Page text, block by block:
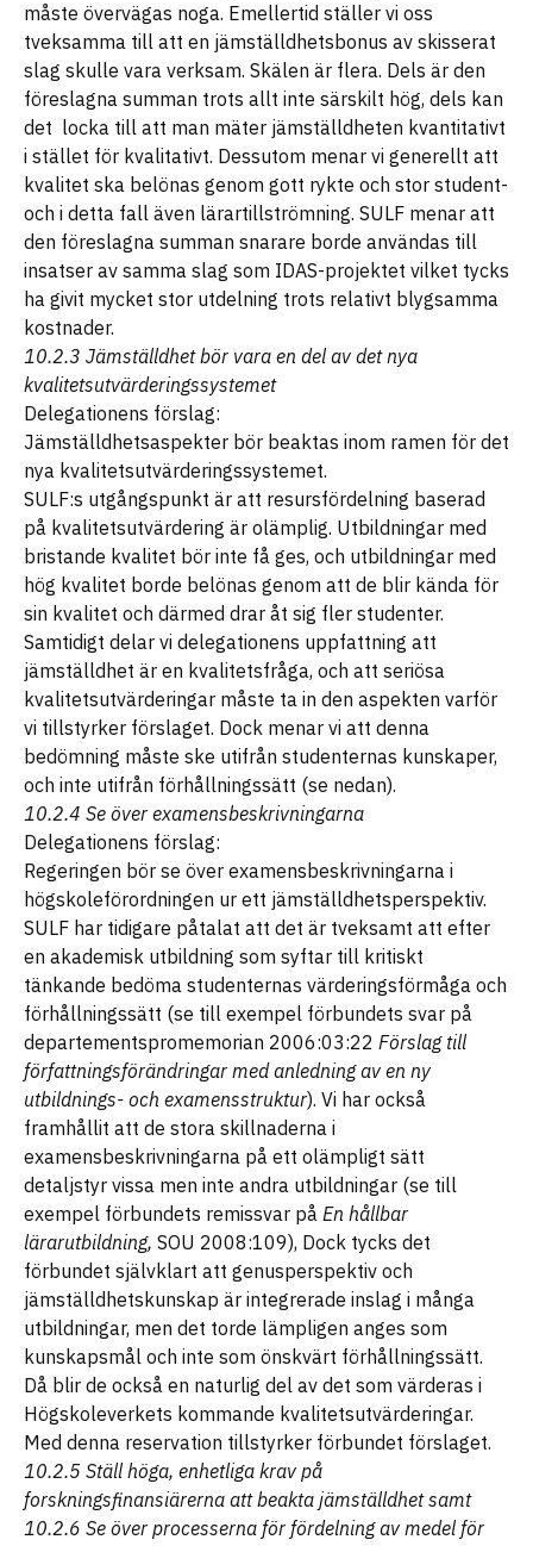
måste övervägas noga. Emellertid ställer vi oss
tveksamma till att en jämställdhetsbonus av skisserat
slag skulle vara verksam. Skälen är flera. Dels är den
föreslagna summan trots allt inte särskilt hög, dels kan
det locka till att man mäter jämställdheten kvantitativt
i stället för kvalitativt. Dessutom menar vi generellt att
kvalitet ska belönas genom gott rykte och stor student-
och i detta fall även lärartillströmning. SULF menar att
den föreslagna summan snarare borde användas till
insatser av samma slag som IDAS-projektet vilket tycks
ha givit mycket stor utdelning trots relativt blygsamma
kostnader.
10.2.3 Jämställdhet bör vara en del av det nya
kvalitetsutvärderingssystemet
Delegationens förslag:
Jämställdhetsaspekter bör beaktas inom ramen för det
nya kvalitetsutvärderingssystemet.
SULF:s utgångspunkt är att resursfördelning baserad
på kvalitetsutvärdering är olämplig. Utbildningar med
bristande kvalitet bör inte få ges, och utbildningar med
hög kvalitet borde belönas genom att de blir kända för
sin kvalitet och därmed drar åt sig fler studenter.
Samtidigt delar vi delegationens uppfattning att
jämställdhet är en kvalitetsfråga, och att seriösa
kvalitetsutvärderingar måste ta in den aspekten varför
vi tillstyrker förslaget. Dock menar vi att denna
bedömning måste ske utifrån studenternas kunskaper,
och inte utifrån förhållningssätt (se nedan).
10.2.4 Se över examensbeskrivningarna
Delegationens förslag:
Regeringen bör se över examensbeskrivningarna i
högskoleförordningen ur ett jämställdhetsperspektiv.
SULF har tidigare påtalat att det är tveksamt att efter
en akademisk utbildning som syftar till kritiskt
tänkande bedöma studenternas värderingsförmåga och
förhållningssätt (se till exempel förbundets svar på
departementspromemorian 2006:03:22 Förslag till
författningsförändringar med anledning av en ny
utbildnings- och examensstruktur). Vi har också
framhållit att de stora skillnaderna i
examensbeskrivningarna på ett olämpligt sätt
detaljstyr vissa men inte andra utbildningar (se till
exempel förbundets remissvar på En hållbar
lärarutbildning, SOU 2008:109), Dock tycks det
förbundet självklart att genusperspektiv och
jämställdhetskunskap är integrerade inslag i många
utbildningar, men det torde lämpligen anges som
kunskapsmål och inte som önskvärt förhållningssätt.
Då blir de också en naturlig del av det som värderas i
Högskoleverkets kommande kvalitetsutvärderingar.
Med denna reservation tillstyrker förbundet förslaget.
10.2.5 Ställ höga, enhetliga krav på
forskningsfinansiärerna att beakta jämställdhet samt
10.2.6 Se över processerna för fördelning av medel för